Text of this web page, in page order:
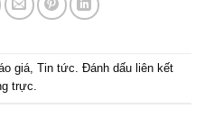
giá, Tin tức. Đánh dấu liên kết
trực.